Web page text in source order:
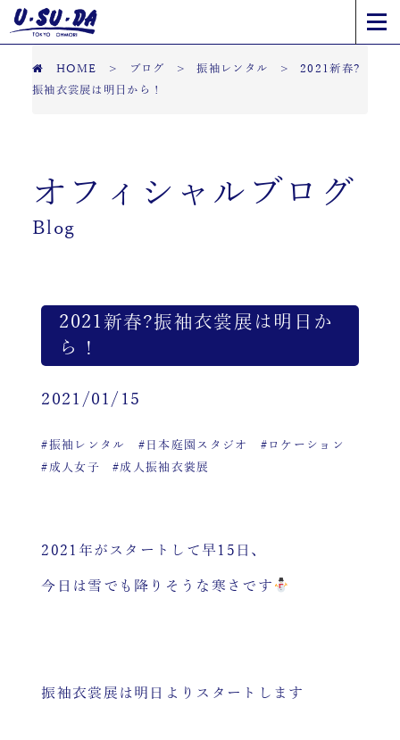
HOME > ブログ >振袖レンタル >2021新春?
振袖衣裳展は明日から！
オフィシャルブログ
Blog
2021新春?振袖衣裳展は明日か
ら！
2021/01/15
#振袖レンタル #日本庭園スタジオ
#ロケーション
#成人女子
#成人振袖衣裳展
2021年がスタートして早15日、
今日は雪でも降りそうな寒さです
振袖衣裳展は明日よりスタートします